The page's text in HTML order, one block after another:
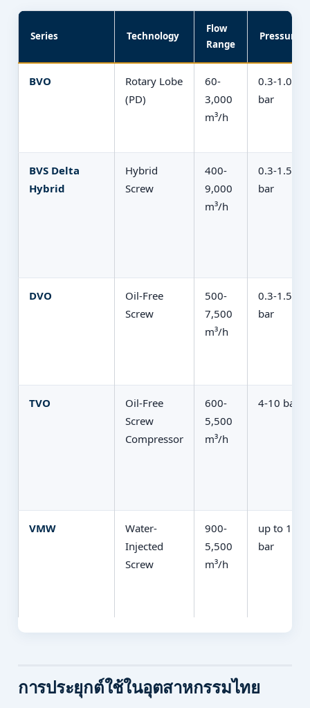
Series Technology
Flow
Range
Pressure
BVO
Rotary Lobe
(PD)
60-
3,000
m³/h
0.3-1.0
bar
BVS Delta
Hybrid
Hybrid
Screw
400-
9,000
m³/h
0.3-1.5
bar
DVO
Oil-Free
Screw
500-
7,500
m³/h
0.3-1.5
bar
TVO
Oil-Free
Screw
Compressor
600-
5,500
m³/h
4-10 bar
VMW
Water-
Injected
Screw
900-
5,500
m³/h
up to 13
bar
การประยุกต์ใช้ในอุตสาหกรรมไทย